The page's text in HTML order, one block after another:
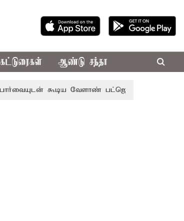
கட்டுரைகள் ஆண்டு சந்தா
கூடிய வேளாண் பட்ஜெட்: முதல்-அமைச்சர் விஜய்